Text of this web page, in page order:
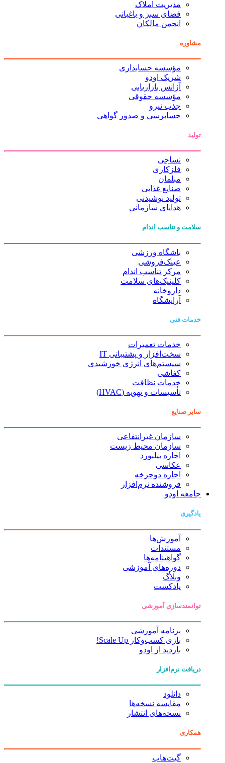
مدیریت املاک
فضای سبز و باغبانی
انجمن مالکان
مشاوره
مؤسسه حسابداری
شریک اودو
آژانس بازاریابی
مؤسسه حقوقی
جذب نیرو
حسابرسی و صدور گواهی
تولید
نساجی
فلزکاری
مبلمان
صنایع غذایی
تولید نوشیدنی
هدایای سازمانی
سلامت و تناسب اندام
باشگاه ورزشی
عینک‌فروشی
مرکز تناسب اندام
کلینیک‌های سلامت
داروخانه
آرایشگاه
خدمات فنی
خدمات تعمیرات
سخت‌افزار و پشتیبانی IT
سیستم‌های انرژی خورشیدی
کفاشی
خدمات نظافت
تأسیسات و تهویه (HVAC)
سایر صنایع
سازمان غیرانتفاعی
سازمان محیط زیست
اجاره بیلبورد
عکاسی
اجاره دوچرخه
فروشنده نرم‌افزار
جامعه اودو
یادگیری
آموزش‌ها
مستندات
گواهینامه‌ها
دوره‌های آموزشی
وبلاگ
پادکست
توانمندسازی آموزشی
برنامه آموزشی
بازی کسب‌وکار Scale Up!
بازدید از اودو
دریافت نرم‌افزار
دانلود
مقایسه نسخه‌ها
نسخه‌های انتشار
همکاری
گیت‌هاب